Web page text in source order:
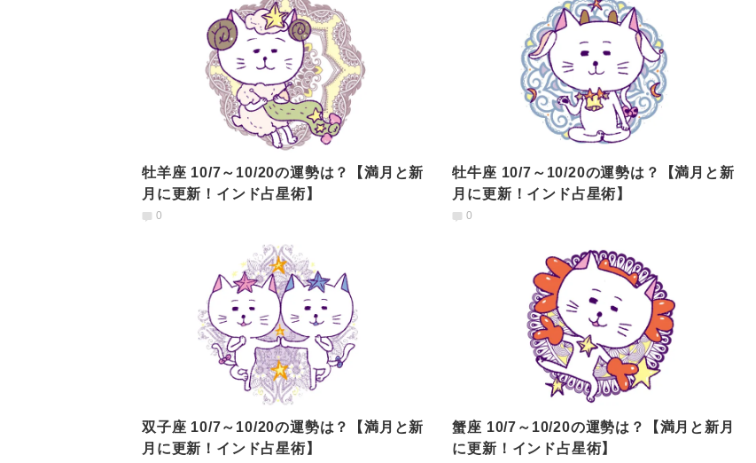
牡羊座 10/7～10/20の運勢は？【満月と新
月に更新！インド占星術】
0
牡牛座 10/7～10/20の運勢は？【満月と新
月に更新！インド占星術】
0
双子座 10/7～10/20の運勢は？【満月と新
月に更新！インド占星術】
蟹座 10/7～10/20の運勢は？【満月と新月
に更新！インド占星術】